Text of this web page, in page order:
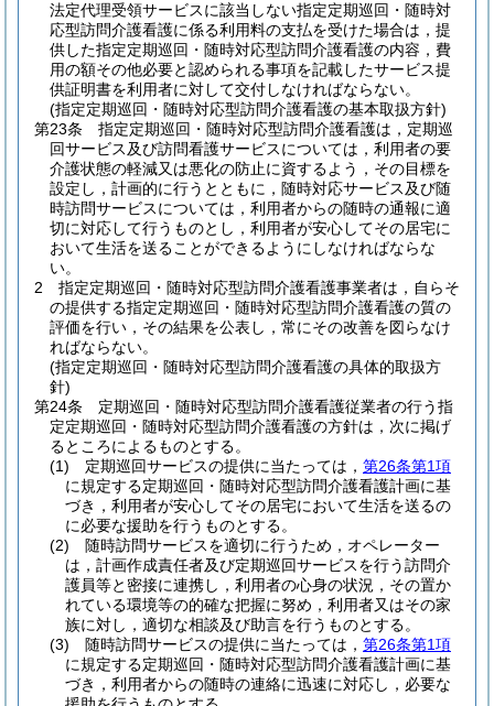
法定代理受領サービスに該当しない指定定期巡回・随時対
応型訪問介護看護に係る利用料の支払を受けた場合は，提
供した指定定期巡回・随時対応型訪問介護看護の内容，費
用の額その他必要と認められる事項を記載したサービス提
供証明書を利用者に対して交付しなければならない。
(指定定期巡回・随時対応型訪問介護看護の基本取扱方針)
第23条
指定定期巡回・随時対応型訪問介護看護は，定期巡
回サービス及び訪問看護サービスについては，利用者の要
介護状態の軽減又は悪化の防止に資するよう，その目標を
設定し，計画的に行うとともに，随時対応サービス及び随
時訪問サービスについては，利用者からの随時の通報に適
切に対応して行うものとし，利用者が安心してその居宅に
おいて生活を送ることができるようにしなければならな
い。
2
指定定期巡回・随時対応型訪問介護看護事業者は，自らそ
の提供する指定定期巡回・随時対応型訪問介護看護の質の
評価を行い，その結果を公表し，常にその改善を図らなけ
ればならない。
(指定定期巡回・随時対応型訪問介護看護の具体的取扱方
針)
第24条
定期巡回・随時対応型訪問介護看護従業者の行う指
定定期巡回・随時対応型訪問介護看護の方針は，次に掲げ
るところによるものとする。
(1)
定期巡回サービスの提供に当たっては， 第26条第1項
に規定する定期巡回・随時対応型訪問介護看護計画に基
づき，利用者が安心してその居宅において生活を送るの
に必要な援助を行うものとする。
(2)
随時訪問サービスを適切に行うため，オペレーター
は，計画作成責任者及び定期巡回サービスを行う訪問介
護員等と密接に連携し，利用者の心身の状況，その置か
れている環境等の的確な把握に努め，利用者又はその家
族に対し，適切な相談及び助言を行うものとする。
(3)
随時訪問サービスの提供に当たっては， 第26条第1項
に規定する定期巡回・随時対応型訪問介護看護計画に基
づき，利用者からの随時の連絡に迅速に対応し，必要な